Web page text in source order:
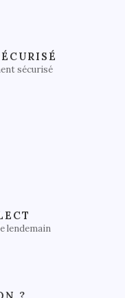
sécurisé
lendemain